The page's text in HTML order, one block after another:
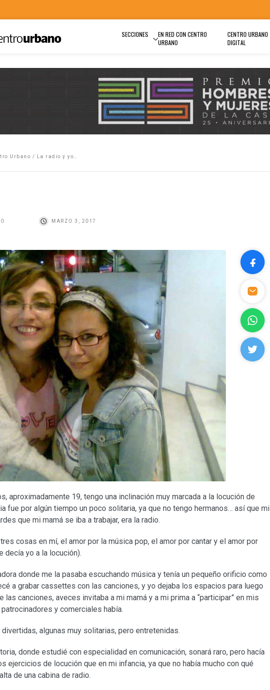
SECCIONES
EN RED CON CENTRO
URBANO
CENTRO URBANO
DIGITAL
Urbano / La radio y yo…
MARZO 3, 2017
aproximadamente 19, tengo una inclinación muy marcada a la locución de
fue por algún tiempo un poco solitaria, ya que no tengo hermanos… así que mi
que mi mamá se iba a trabajar, era la radio.
cosas en mí, el amor por la música pop, el amor por cantar y el amor por
decía yo a la locución).
donde me la pasaba escuchando música y tenía un pequeño orificio como
a grabar cassettes con las canciones, y yo dejaba los espacios para luego
las canciones, aveces invitaba a mi mamá y a mi prima a “participar” en mis
y comerciales había.
algunas muy solitarias, pero entretenidas.
donde estudié con especialidad en comunicación, sonará raro, pero hacía
ejercicios de locución que en mi infancia, ya que no había mucho con qué
de una cabina de radio.